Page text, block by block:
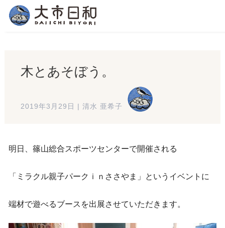
木とあそぼう。
2019年3月29日 | 清水 亜希子
明日、篠山総合スポーツセンターで開催される
「ミラクル親子パークｉｎささやま」というイベントに
端材で遊べるブースを出展させていただきます。